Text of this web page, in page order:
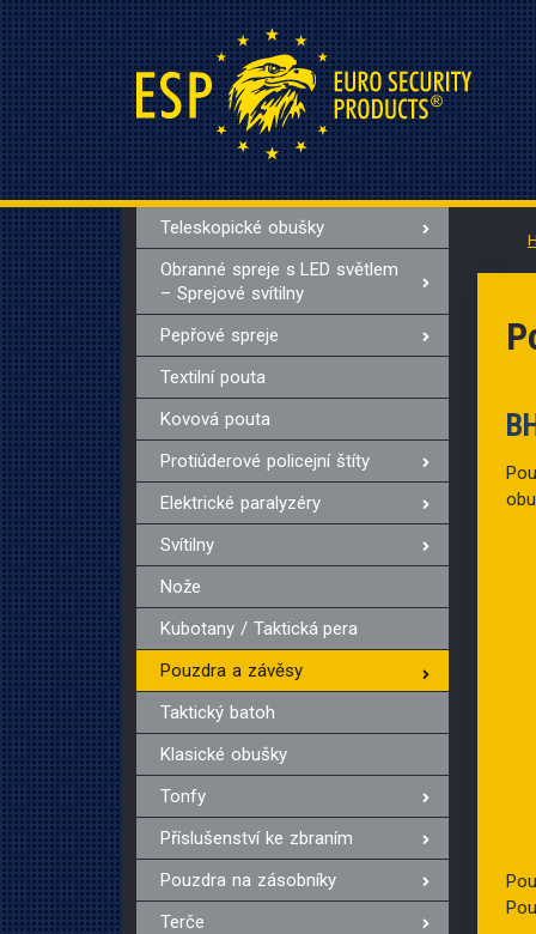
Teleskopické obušky
Obranné spreje s LED světlem
– Sprejové svítilny
Pepřové spreje
Textilní pouta
Kovová pouta
Protiúderové policejní štíty
Elektrické paralyzéry
Svítilny
Nože
Kubotany / Taktická pera
Pouzdra a závěsy
Taktický batoh
Klasické obušky
Tonfy
Příslušenství ke zbraním
Pouzdra na zásobníky
Terče